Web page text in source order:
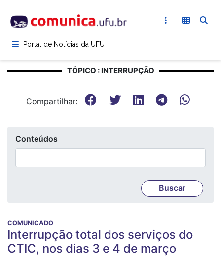
para
conteúdoPortal de Notícias da UFU
TÓPICO : INTERRUPÇÃO
Compartilhar:
Conteúdos
COMUNICADO
Interrupção total dos serviços do
CTIC, nos dias 3 e 4 de março